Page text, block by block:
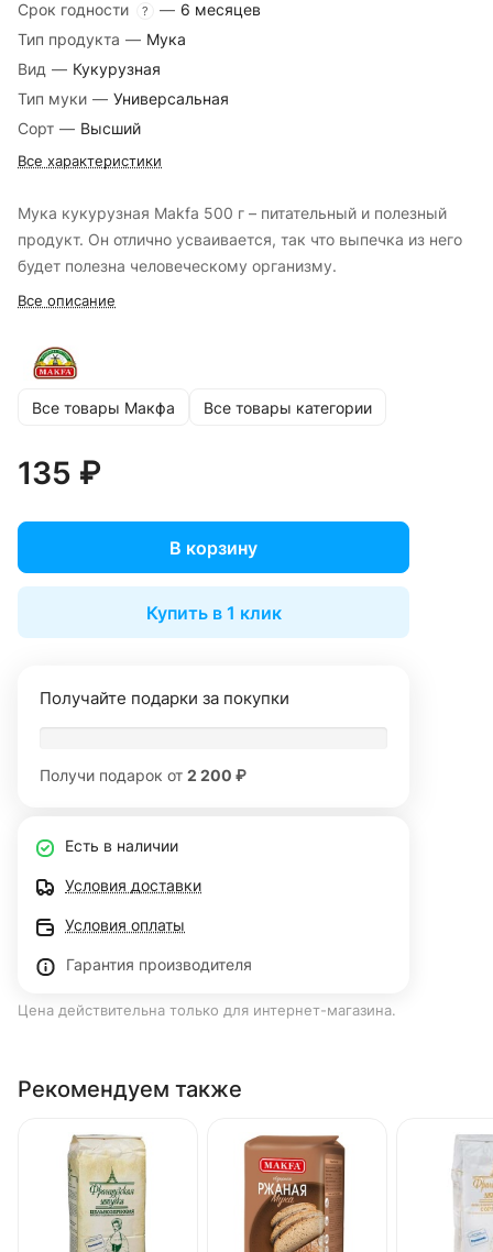
Срок годности ? — 6 месяцев
Тип продукта — Мука
Вид — Кукурузная
Тип муки — Универсальная
Сорт — Высший
Все характеристики
Мука кукурузная Makfa 500 г – питательный и полезный
продукт. Он отлично усваивается, так что выпечка из него
будет полезна человеческому организму.
Все описание
Все товары Макфа Все товары категории
135 ₽
В корзину
Купить в 1 клик
Получайте подарки за покупки
Получи подарок от 2 200 ₽
Есть в наличии
Условия доставки
Условия оплаты
Гарантия производителя
Цена действительна только для интернет-магазина.
Рекомендуем также